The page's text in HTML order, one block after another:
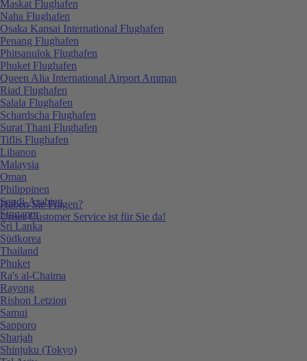
Haben Sie Fragen?
Unser Customer Service ist für Sie da!
Maskat Flughafen
Naha Flughafen
Osaka Kansai International Flughafen
Penang Flughafen
Phitsanulok Flughafen
Phuket Flughafen
Queen Alia International Airport Amman
Riad Flughafen
Salala Flughafen
Schardscha Flughafen
Surat Thani Flughafen
Tiflis Flughafen
Libanon
Malaysia
Oman
Philippinen
Saudi-Arabien
Singapur
Sri Lanka
Südkorea
Thailand
Phuket
Ra's al-Chaima
Rayong
Rishon Letzion
Samui
Sapporo
Sharjah
Shinjuku (Tokyo)